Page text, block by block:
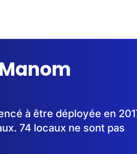
à être déployée en
74 locaux ne sont pas